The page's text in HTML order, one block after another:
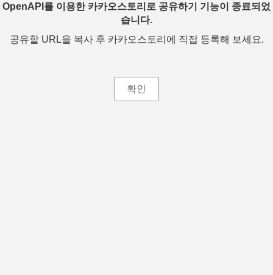
OpenAPI를 이용한 카카오스토리로 공유하기 기능이 종료되었
습니다.
공유할 URL을 복사 후 카카오스토리에 직접 등록해 보세요.
확인